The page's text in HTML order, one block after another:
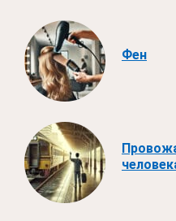
Фен